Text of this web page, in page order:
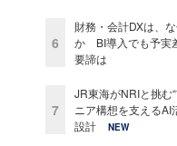
6
財務・会計DXは、
か BI導入でも予実
要諦は
7
JR東海がNRIと挑む
ニア構想を支える
設計
NEW